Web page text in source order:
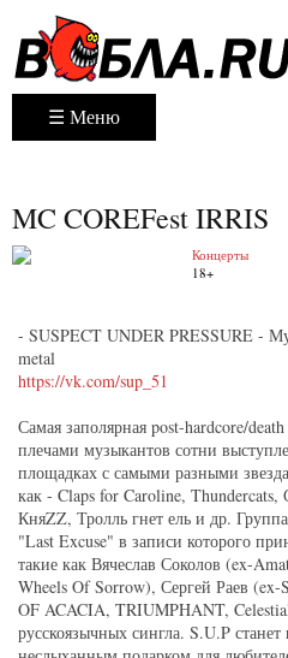
☰ Меню
MC COREFest IRRIS
Концерты
18+
- SUSPECT UNDER PRESSURE -
metal
https://vk.com/sup_51
Самая заполярная post-hardcore/
плечами музыкантов сотни
площадках с самыми разными
как - Claps for Caroline,
КняZZ, Тролль гнет ель и др.
"Last Excuse" в записи которого
такие как Вячеслав Соколов (ex-
Wheels Of Sorrow), Сергей Раев
OF ACACIA, TRIUMPHANT,
русскоязычных сингла. S.U.P